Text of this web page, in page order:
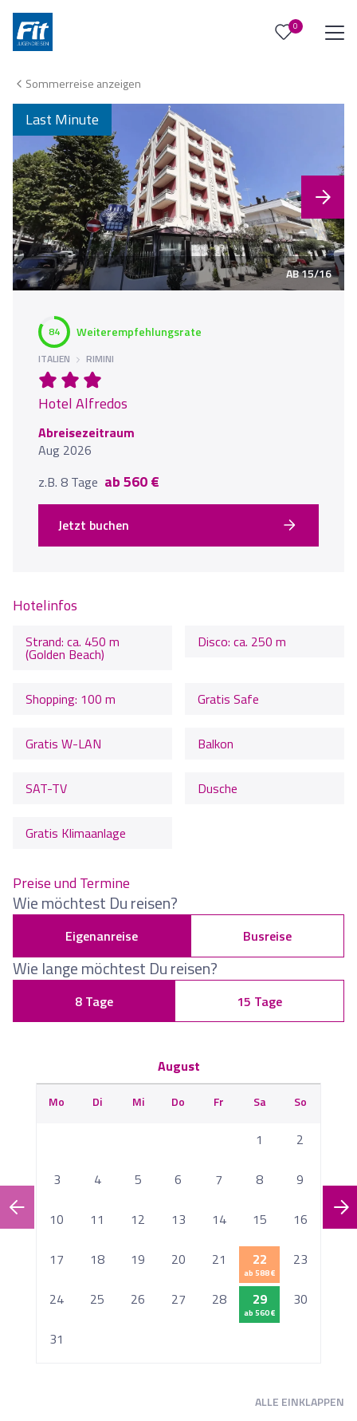
0
Keine Reisen auf der Merkliste
Sommerreise anzeigen
Last Minute
AB 15/16
84 Weiterempfehlungsrate
ITALIEN RIMINI
Hotel Alfredos
Abreisezeitraum
Aug 2026
z.B. 8 Tage ab 560 €
Jetzt buchen
Hotelinfos
Strand: ca. 450 m
(Golden Beach)
Disco: ca. 250 m
Shopping: 100 m Gratis Safe
Gratis W-LAN Balkon
SAT-TV Dusche
Gratis Klimaanlage
Preise und Termine
Wie möchtest Du reisen?
Eigenanreise Busreise
Wie lange möchtest Du reisen?
8 Tage 15 Tage
August
Mo Di Mi Do Fr Sa So
1 2
3 4 5 6 7 8 9
10 11 12 13 14 15 16
17 18 19 20 21 22
ab 588 €
23
24 25 26 27 28 29
ab 560 €
30
31
ALLE EINKLAPPEN